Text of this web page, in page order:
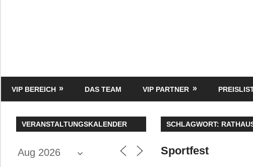
Media
VIP BEREICH DAS TEAM VIP PARTNER
SCHLAGWORT:
Sportfest
VERANSTALTUNGSKALENDER